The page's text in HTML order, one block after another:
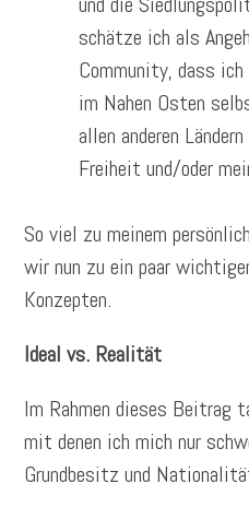
schätze ich als
Community, dass
im Nahen Osten
allen anderen
Freiheit und/oder
So viel zu meinem
wir nun zu ein paar
Konzepten.
Ideal vs. Realität
Im Rahmen dieses Beitrag
mit denen ich mich nur
Grundbesitz und